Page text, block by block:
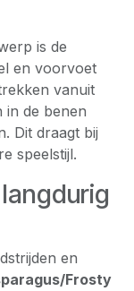
is de
en voorvoet
vanuit
in de benen
Dit draagt bij
speelstijl.
en
Frosty